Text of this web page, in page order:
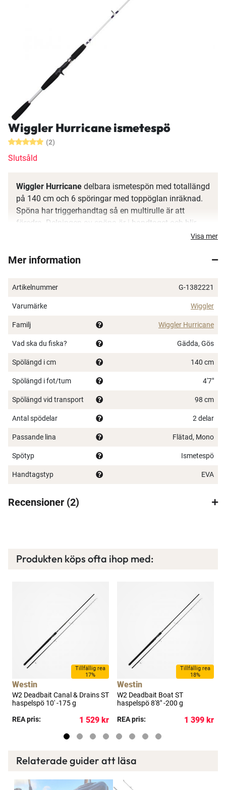
Wiggler Hurricane ismetespö
(2)
Slutsåld
Wiggler Hurricane delbara ismetespön med totallängd
på 140 cm och 6 spöringar med toppöglan inräknad.
Spöna har triggerhandtag så en multirulle är att
föredra. Delningen av spöna är i handtaget och blir
endast 98 cm när det är separerat från handtaget och
gäddfiske. Hurricane medium är även ett perfekt
Visa mer
Mer information
Artikelnummer G-1382221
Varumärke Wiggler
Familj Wiggler Hurricane
Vad ska du fiska? Gädda, Gös
Spölängd i cm 140 cm
Spölängd i fot/tum 4'7"
Spölängd vid transport 98 cm
Antal spödelar 2 delar
Passande lina Flätad, Mono
Spötyp Ismetespö
Handtagstyp EVA
Recensioner 2
Produkten köps ofta ihop med:
Tillfällig rea
17%
Westin
W2 Deadbait Canal & Drains ST
haspelspö 10' -175 g
REA pris:
1 529 kr
Tillfällig rea
18%
Westin
W2 Deadbait Boat ST
haspelspö 8'8" -200 g
REA pris:
1 399 kr
Relaterade guider att läsa